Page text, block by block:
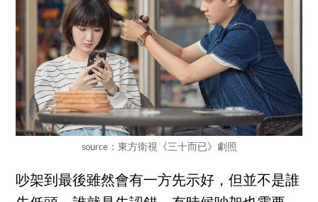
source：東方衛視《三十而已》劇照
吵架到最後雖然會有一方先示好，但並不是誰